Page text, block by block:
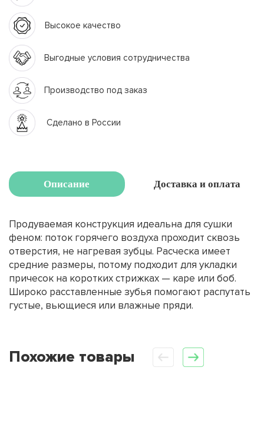
Высокое качество
Выгодные условия сотрудничества
Производство под заказ
Сделано в России
Описание Доставка и оплата
Продуваемая конструкция идеальна для сушки
феном: поток горячего воздуха проходит сквозь
отверстия, не нагревая зубцы. Расческа имеет
средние размеры, потому подходит для укладки
причесок на коротких стрижках — каре или боб.
Широко расставленные зубья помогают распутать
густые, вьющиеся или влажные пряди.
Похожие товары